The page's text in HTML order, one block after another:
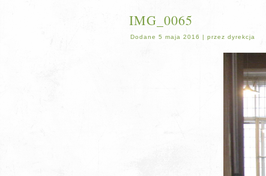
IMG_0065
Dodane 5 maja 2016 | przez dyrekcja